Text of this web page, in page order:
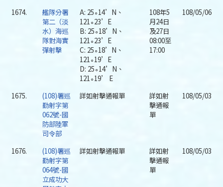
1674.
艦隊分署
第二（淡
水）海巡
隊對海實
彈射擊
A: 25∘14’N、
121∘23’E
B: 25∘18’N、
121∘23’E
C: 25∘18’N、
121∘19’E
D: 25∘14’N、
121∘19’ E
108年5
月24日
及27日
08:00至
17:00
108/05/06
1675.
(108)署巡
勤射字第
062號-國
防部陸軍
司令部
詳如射擊通報單
詳如射
擊通報
單
108/05/03
1676.
(108)署巡
勤射字第
064號-國
立成功大
詳如射擊通報單
詳如射
擊通報
單
108/05/03